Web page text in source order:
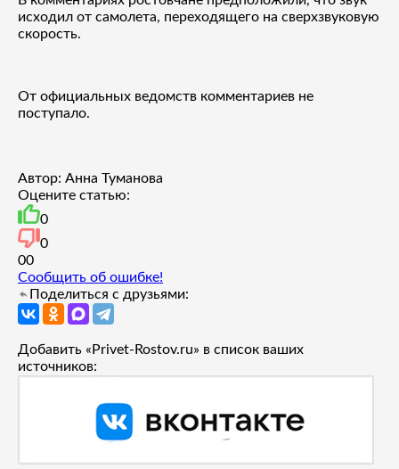
исходил от самолета, переходящего на сверхзвуковую
скорость.
От официальных ведомств комментариев не
поступало.
Автор: Анна Туманова
Оцените статью:
0
0
00
Сообщить об ошибке!
Поделиться с друзьями:
Добавить «Privet-Rostov.ru» в список ваших
источников: